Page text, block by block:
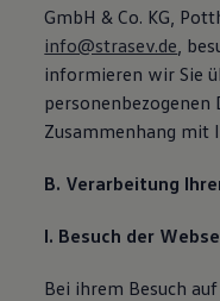
GmbH & Co. KG,
info@strasev.de,
informieren wir Sie
personenbezogenen
Zusammenhang mit
B. Verarbeitung
I. Besuch der
Bei ihrem Besuch